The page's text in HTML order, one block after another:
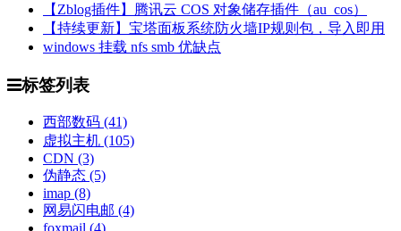
【Zblog插件】腾讯云 COS 对象储存插件（au_cos）
【持续更新】宝塔面板系统防火墙IP规则包，导入即用
windows 挂载 nfs smb 优缺点
标签列表
西部数码 (41)
虚拟主机 (105)
CDN (3)
伪静态 (5)
imap (8)
网易闪电邮 (4)